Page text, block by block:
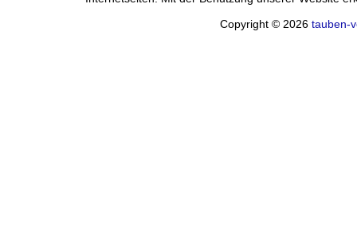
Copyright © 2026tauben-